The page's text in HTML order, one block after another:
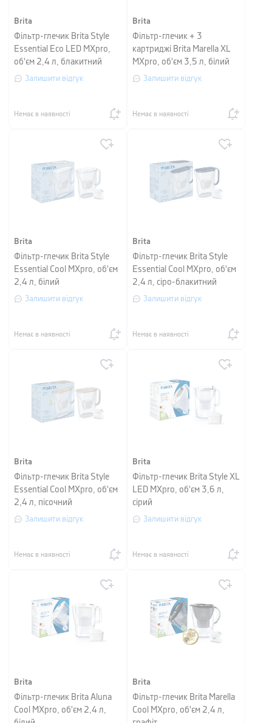
Brita
Фільтр-глечик Brita Style
Essential Eco LED MXpro,
об'єм 2,4 л, блакитний
Залишити відгук
Немає в наявності
Brita
Фільтр-глечик + 3
картриджі Brita Marella XL
MXpro, об'єм 3,5 л, білий
Залишити відгук
Немає в наявності
Brita
Фільтр-глечик Brita Style
Essential Cool MXpro, об'єм
2,4 л, білий
Залишити відгук
Немає в наявності
Brita
Фільтр-глечик Brita Style
Essential Cool MXpro, об'єм
2,4 л, сіро-блакитний
Залишити відгук
Немає в наявності
Brita
Фільтр-глечик Brita Style
Essential Cool MXpro, об'єм
2,4 л, пісочний
Залишити відгук
Немає в наявності
Brita
Фільтр-глечик Brita Style XL
LED MXpro, об'єм 3,6 л,
сірий
Залишити відгук
Немає в наявності
Brita
Фільтр-глечик Brita Aluna
Cool MXpro, об'єм 2,4 л,
Brita
Фільтр-глечик Brita Marella
Cool MXpro, об'єм 2,4 л,